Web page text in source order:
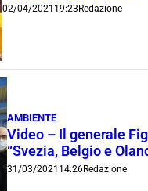
02/04/2021 19:23 Redazione
AMBIENTE
Video – Il generale
“Svezia, Belgio e
31/03/2021 14:26Redazione